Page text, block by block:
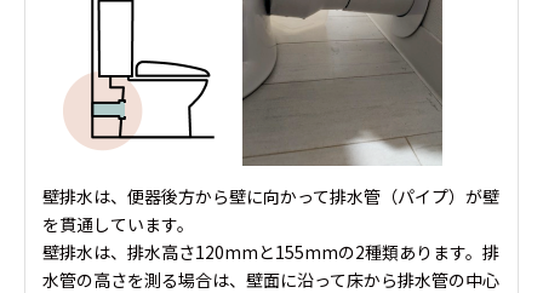
壁排水は、便器後方から壁に向かって排水管（パイプ）が壁
を貫通しています。
壁排水は、排水高さ120mmと155mmの2種類あります。排
水管の高さを測る場合は、壁面に沿って床から排水管の中心